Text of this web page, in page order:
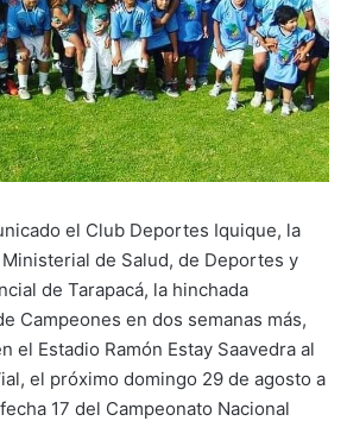
el Club Deportes Iquique, la
de Salud, de Deportes y
de Tarapacá, la hinchada
Campeones en dos semanas más,
el Estadio Ramón Estay Saavedra al
el próximo domingo 29 de agosto a
17 del Campeonato Nacional